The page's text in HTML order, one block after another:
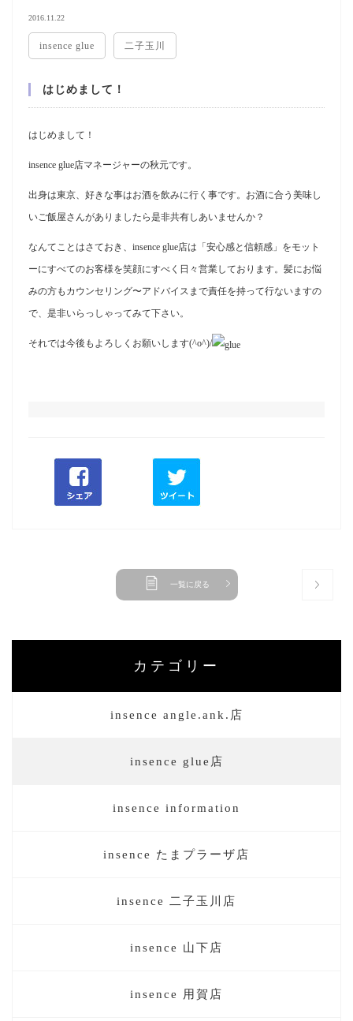
2016.11.22
insence glue 二子玉川
はじめまして！
はじめまして！
insence glue店マネージャーの秋元です。
出身は東京、好きな事はお酒を飲みに行く事です。お酒に合う美味し
いご飯屋さんがありましたら是非共有しあいませんか？
なんてことはさておき、insence glue店は「安心感と信頼感」をモット
ーにすべてのお客様を笑顔にすべく日々営業しております。髪にお悩
みの方もカウンセリング〜アドバイスまで責任を持って行ないますの
で、是非いらっしゃってみて下さい。
それでは今後もよろしくお願いします(^o^)/
一覧に戻る
カテゴリー
insence angle.ank.店
insence glue店
insence information
insence たまプラーザ店
insence 二子玉川店
insence 山下店
insence 用賀店